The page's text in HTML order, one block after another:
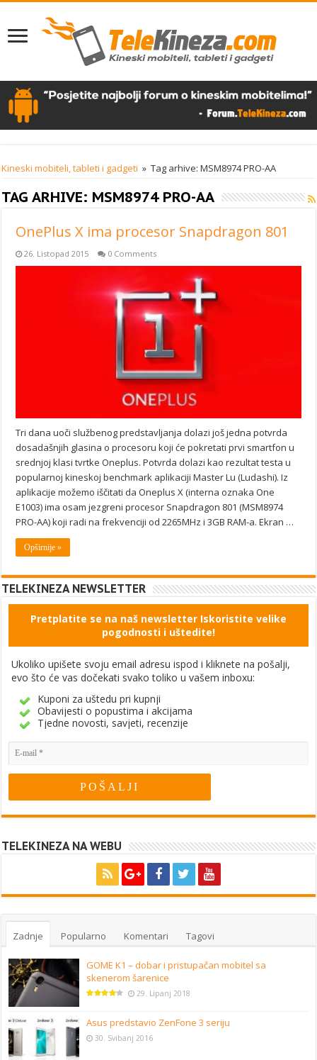
Kineski mobiteli, tableti i gadgeti » Tag arhive: MSM8974 PRO-AA
TAG ARHIVE: MSM8974 PRO-AA
OnePlus X ima procesor Snapdragon 801
26. Listopad 2015 0 Comments
Tri dana uoči službenog predstavljanja dolazi još jedna potvrda
dosadašnjih glasina o procesoru koji će pokretati prvi smartfon u
srednjoj klasi tvrtke Oneplus. Potvrda dolazi kao rezultat testa u
popularnoj kineskoj benchmark aplikaciji Master Lu (Ludashi). Iz
aplikacije možemo iščitati da Oneplus X (interna oznaka One
E1003) ima osam jezgreni procesor Snapdragon 801 (MSM8974
PRO-AA) koji radi na frekvenciji od 2265MHz i 3GB RAM-a. Ekran …
Opširnije »
TELEKINEZA NEWSLETTER
Pretplatite se na naš newsletter Iskoristite velike
pogodnosti i uštedite!
Ukoliko upišete svoju email adresu ispod i kliknete na pošalji,
evo što će vas dočekati svako toliko u vašem inboxu:
Kuponi za uštedu pri kupnji
Obavijesti o popustima i akcijama
Tjedne novosti, savjeti, recenzije
TELEKINEZA NA WEBU
Zadnje Popularno Komentari Tagovi
GOME K1 – dobar i pristupačan mobitel sa
skenerom šarenice
29. Lipanj 2018
Asus predstavio ZenFone 3 seriju
30. Svibanj 2016